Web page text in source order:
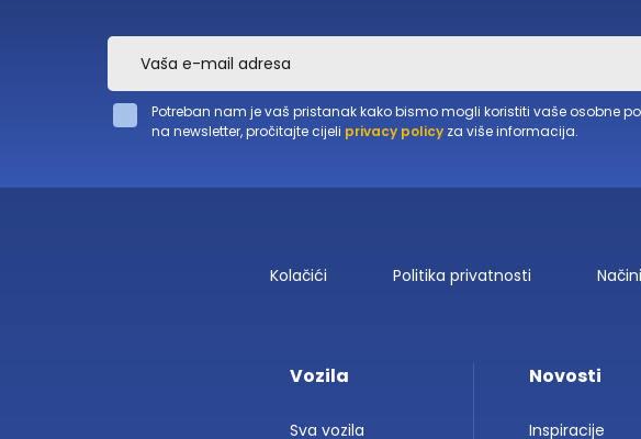
Potreban nam je vaš pristanak kako bismo mogli koristiti vaše osobne
na newsletter, pročitajte cijeli privacy policy za više informacija.
Kolačići Politika privatnosti
Vozila
Sva vozila
Novosti
Inspiracije